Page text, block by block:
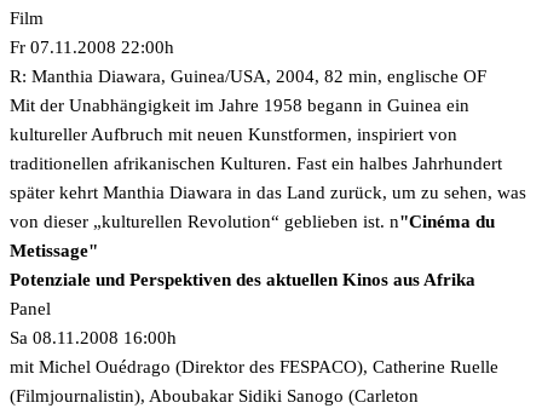
Film
Fr 07.11.2008 22:00h
R: Manthia Diawara, Guinea/USA, 2004, 82 min, englische OF
Mit der Unabhängigkeit im Jahre 1958 begann in Guinea ein
kultureller Aufbruch mit neuen Kunstformen, inspiriert von
traditionellen afrikanischen Kulturen. Fast ein halbes Jahrhundert
später kehrt Manthia Diawara in das Land zurück, um zu sehen, was
von dieser „kulturellen Revolution“ geblieben ist. n"Cinéma du
Metissage"
Potenziale und Perspektiven des aktuellen Kinos aus Afrika
Panel
Sa 08.11.2008 16:00h
mit Michel Ouédrago (Direktor des FESPACO), Catherine Ruelle
(Filmjournalistin), Aboubakar Sidiki Sanogo (Carleton